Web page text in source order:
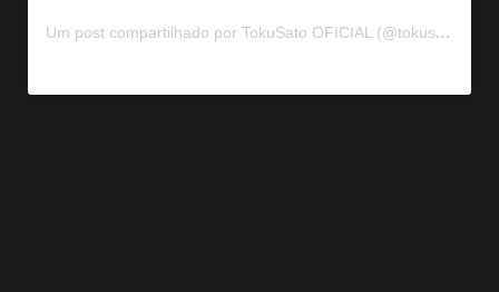
Um post compartilhado por TokuSato OFICIAL (@tokusato_oficial)